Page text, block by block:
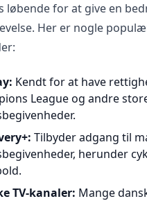
løbende for at give en
Her er nogle
Kendt for at have
League og andre
Tilbyder adgang til
herunder
TV-kanaler: Mange